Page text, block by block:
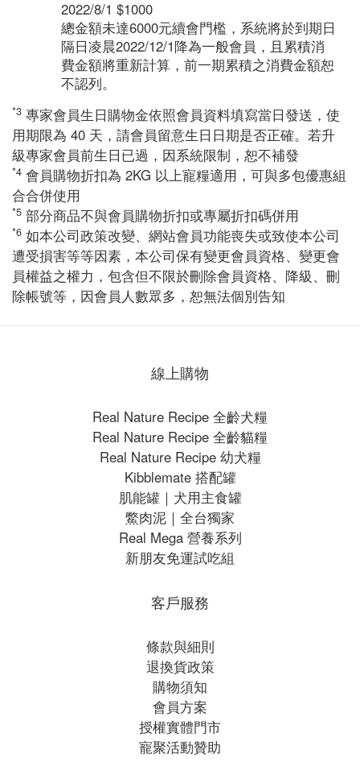
2022/8/1 $1000
總金額未達6000元續會門檻，系統將於到期日
隔日凌晨2022/12/1降為一般會員，且累積消
費金額將重新計算，前一期累積之消費金額恕
不認列。
*3 專家會員生日購物金依照會員資料填寫當日發送，使
用期限為 40 天，請會員留意生日日期是否正確。若升
級專家會員前生日已過，因系統限制，恕不補發​
*4 會員購物折扣為 2KG 以上寵糧適用，可與多包優惠組
合合併使用​
*5 部分商品不與會員購物折扣或專屬折扣碼併用​
*6 如本公司政策改變、網站會員功能喪失或致使本公司
遭受損害等等因素，本公司保有變更會員資格、變更會
員權益之權力，包含但不限於刪除會員資格、降級、刪
除帳號等，因會員人數眾多，恕無法個別告知​
線上購物
Real Nature Recipe 全齡犬糧
Real Nature Recipe 全齡貓糧
Real Nature Recipe 幼犬糧
Kibblemate 搭配罐
肌能罐｜犬用主食罐
鱉肉泥｜全台獨家
Real Mega 營養系列
新朋友免運試吃組
客戶服務
條款與細則
退換貨政策
購物須知
會員方案
授權實體門市
寵聚活動贊助